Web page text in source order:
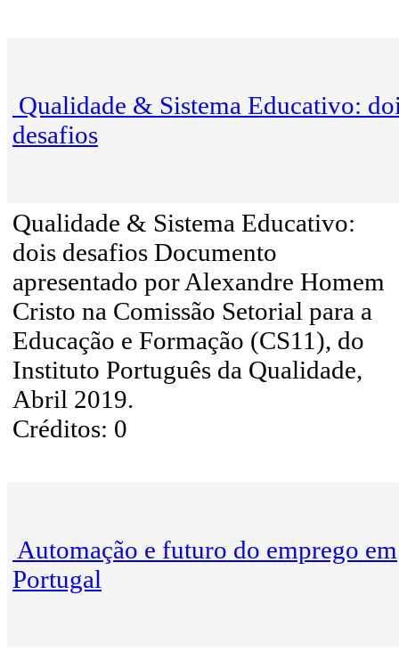
Qualidade & Sistema Educativo:
desafios
Qualidade & Sistema Educativo:
dois desafios Documento
apresentado por Alexandre Homem
Cristo na Comissão Setorial para a
Educação e Formação (CS11), do
Instituto Português da Qualidade,
Abril 2019.
Créditos: 0
Automação e futuro do emprego em
Portugal